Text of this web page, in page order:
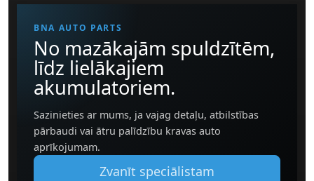
BNA AUTO PARTS
No mazākajām spuldzītēm,
līdz lielākajiem
akumulatoriem.
Sazinieties ar mums, ja vajag detaļu, atbilstības
pārbaudi vai ātru palīdzību kravas auto
aprīkojumam.
Zvanīt speciālistam